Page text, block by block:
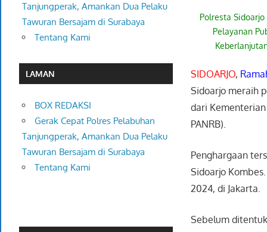
Polresta
Pelayanan
SIDOARJO,
Sidoarjo meraih
dari
PANRB).
Penghargaan
Sidoarjo
2024, di Jakarta.
Sebelum
Tanjungperak, Amankan Dua Pelaku
Tawuran Bersajam di Surabaya
Tentang Kami
LAMAN
BOX REDAKSI
Gerak Cepat Polres Pelabuhan
Tanjungperak, Amankan Dua Pelaku
Tawuran Bersajam di Surabaya
Tentang Kami